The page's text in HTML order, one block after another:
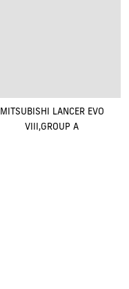
MITSUBISHI LANCER EVO
VIII,GROUP A